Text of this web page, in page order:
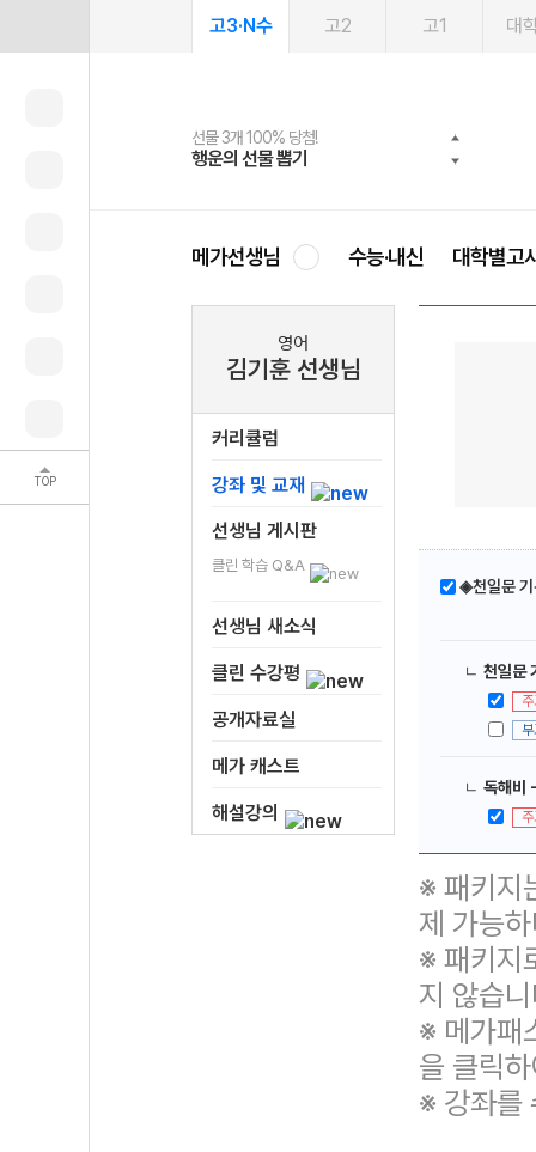
TOP
고3·N수 고2 고1 대
선물 3개 100% 당첨!
행운의 선물 뽑기
선물 100% 증정!
메가스터디 X 올리브
여름방학 스터디 캐시백
메가런 썸머스쿨
2027 러셀 단과
강사 공개선발
스마트러닝앱
설문 EVENT
메가패스
3일 무료 체험권
메가패스 수강생 무료혜택!
메가클럽 멤버십
사회공헌 캠페인
희망이룸 메가나눔
메가선생님 수능·내신 대학별고
영어
김기훈 선생님
커리큘럼
강좌 및 교재
선생님 게시판
클린 학습 Q&A
선생님 새소식
클린 수강평
공개자료실
메가 캐스트
해설강의
◈천일문
ㄴ 천일문
ㄴ 독해비
※ 패키지
제 가능
※ 패키지
지 않습
※ 메가패
을 클릭
※ 강좌를